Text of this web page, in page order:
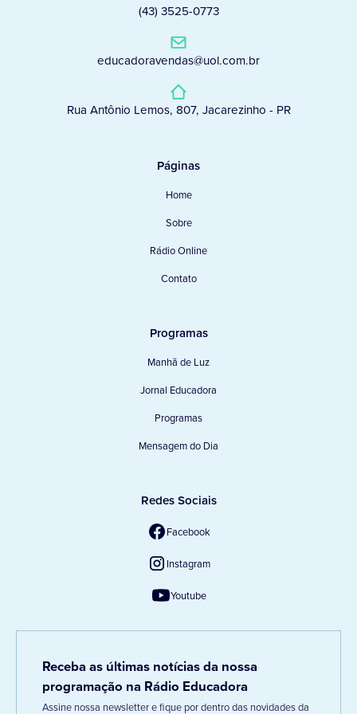
(43) 3525-0773
educadoravendas@uol.com.br
Rua Antônio Lemos, 807, Jacarezinho - PR
Páginas
Home
Sobre
Rádio Online
Contato
Programas
Manhã de Luz
Jornal Educadora
Programas
Mensagem do Dia
Redes Sociais
Facebook
Instagram
Youtube
Receba as últimas notícias da nossa
programação na Rádio Educadora
Assine nossa newsletter e fique por dentro das novidades da